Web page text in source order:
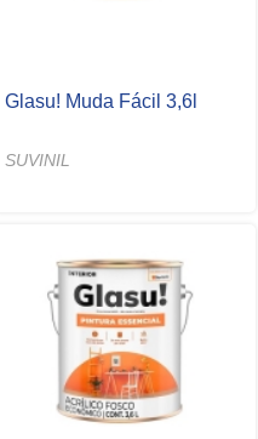
Glasu! Muda Fácil 3,6l
SUVINIL